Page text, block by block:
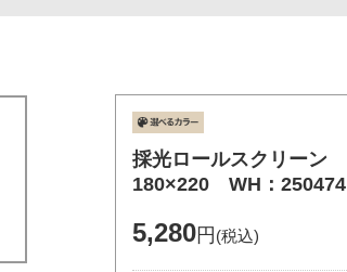
採光ロールスクリーン
180×220 WH：250474
5,280円(税込)